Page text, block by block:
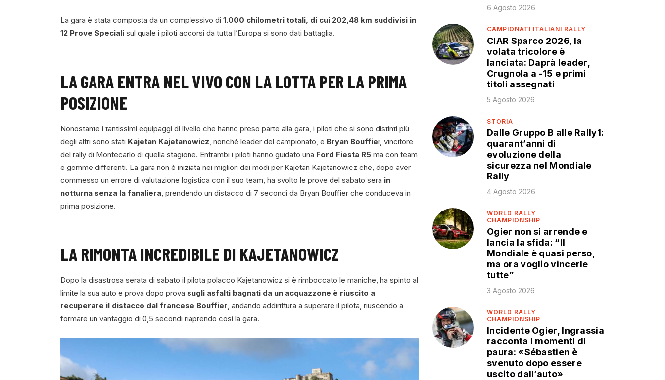
La gara è stata composta da un complessivo di 1.000 chilometri totali, di cui 202,48 km suddivisi in
12 Prove Speciali sul quale i piloti accorsi da tutta l’Europa si sono dati battaglia.
LA GARA ENTRA NEL VIVO CON LA LOTTA PER LA PRIMA
POSIZIONE
Nonostante i tantissimi equipaggi di livello che hanno preso parte alla gara, i piloti che si sono distinti più
degli altri sono stati Kajetan Kajetanowicz , nonché leader del campionato, e Bryan Bouffier, vincitore
del rally di Montecarlo di quella stagione. Entrambi i piloti hanno guidato una Ford Fiesta R5 ma con team
e gomme differenti. La gara non è iniziata nei migliori dei modi per Kajetan Kajetanowicz che, dopo aver
commesso un errore di valutazione logistica con il suo team, ha svolto le prove del sabato sera in
notturna senza la fanaliera , prendendo un distacco di 7 secondi da Bryan Bouffier che conduceva in
prima posizione.
LA RIMONTA INCREDIBILE DI KAJETANOWICZ
Dopo la disastrosa serata di sabato il pilota polacco Kajetanowicz si è rimboccato le maniche, ha spinto al
limite la sua auto e prova dopo prova sugli asfalti bagnati da un acquazzone è riuscito a
recuperare il distacco dal francese Bouffier, andando addirittura a superare il pilota, riuscendo a
formare un vantaggio di 0,5 secondi riaprendo così la gara.
6 Agosto 2026
CAMPIONATI ITALIANI RALLY
CIAR Sparco 2026, la
volata tricolore è
lanciata: Daprà leader,
Crugnola a -15 e primi
titoli assegnati
5 Agosto 2026
STORIA
Dalle Gruppo B alle Rally1:
quarant’anni di
evoluzione della
sicurezza nel Mondiale
Rally
4 Agosto 2026
WORLD RALLY
CHAMPIONSHIP
Ogier non si arrende e
lancia la sfida: “Il
Mondiale è quasi perso,
ma ora voglio vincerle
tutte”
3 Agosto 2026
WORLD RALLY
CHAMPIONSHIP
Incidente Ogier, Ingrassia
racconta i momenti di
paura: «Sébastien è
svenuto dopo essere
uscito dall’auto»